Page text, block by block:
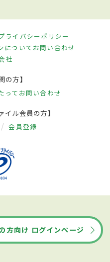
ライバシーポリシー
についてお問い合わせ
社
の方】
って お問い合わせ
イル会員の方】
会員登録
方向け ログインページ